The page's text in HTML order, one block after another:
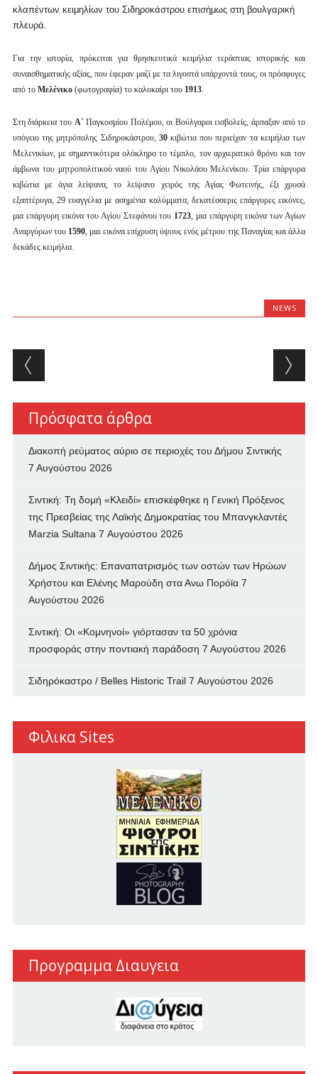
κλαπέντων κειμηλίων του Σιδηροκάστρου επισήμως στη βουλγαρική
πλευρά.
Για την ιστορία, πρόκειται για θρησκευτικά κειμήλια τεράστιας ιστορικής και
συναισθηματικής αξίας, που έφεραν μαζί με τα λιγοστά υπάρχοντά τους, οι πρόσφυγες
από το Μελένικο(φωτογραφία) το καλοκαίρι του 1913.
Στη διάρκεια του Α΄ Παγκοσμίου Πολέμου, οι Βούλγαροι εισβολείς, άρπαξαν από το
υπόγειο της μητρόπολης Σιδηροκάστρου, 30 κιβώτια που περιείχαν τα κειμήλια των
Μελενικίων, με σημαντικότερα ολόκληρο το τέμπλο, τον αρχιερατικό θρόνο και τον
άμβωνα του μητροπολιτικού ναού του Αγίου Νικολάου Μελενίκου. Τρία επάργυρα
κιβώτια με άγια λείψανα, το λείψανο χειρός της Αγίας Φωτεινής, έξι χρυσά
εξαπτέρυγα, 29 ευαγγέλια με ασημένια καλύμματα, δεκατέσσερις επάργυρες εικόνες,
μια επάργυρη εικόνα του Αγίου Στεφάνου του 1723, μια επάργυρη εικόνα των Αγίων
Αναργύρων του 1590, μια εικόνα επίχρυση ύψους ενός μέτρου της Παναγίας και άλλα
δεκάδες κειμήλια.
NEWS
Post navigation
Πρόσφατα άρθρα
Διακοπή ρεύματος αύριο σε περιοχές του Δήμου Σιντικής
7 Αυγούστου 2026
Σιντική: Τη δομή «Κλειδί» επισκέφθηκε η Γενική Πρόξενος
της Πρεσβείας της Λαϊκής Δημοκρατίας του Μπανγκλαντές
Marzia Sultana 7 Αυγούστου 2026
Δήμος Σιντικής: Επαναπατρισμός των oστών των Ηρώων
Χρήστου και Ελένης Μαρούδη στα Ανω Πορόϊα 7
Αυγούστου 2026
Σιντική: Οι «Κομνηνοί» γιόρτασαν τα 50 χρόνια
προσφοράς στην ποντιακή παράδοση 7 Αυγούστου 2026
Σιδηρόκαστρο / Belles Historic Trail 7 Αυγούστου 2026
Φιλικα Sites
Προγραμμα Διαυγεια